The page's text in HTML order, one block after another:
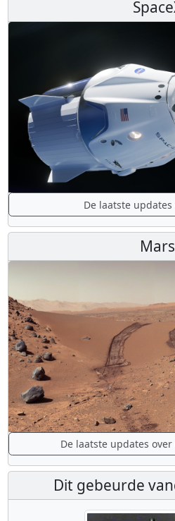
De laatste updates
Mars
De laatste updates
Dit gebeurde